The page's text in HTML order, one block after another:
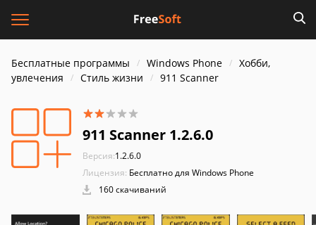
Бесплатные программы Windows Phone
Хобби,
увлечения
Стиль жизни 911 Scanner
911 Scanner 1.2.6.0
Версия:1.2.6.0
Лицензия: Бесплатно для Windows Phone
160 скачиваний